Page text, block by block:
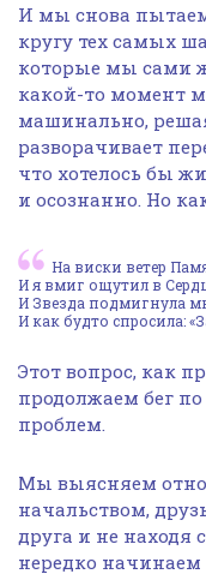
И мы снова
кругу тех самых
которые мы сами
какой-то момент
машинально,
разворачивает
что хотелось бы
и осознанно. Но
На виски ветер
И я вмиг ощутил в
И Звезда подмигнула
И как будто спросила:
Этот вопрос, как
продолжаем бег
проблем.
Мы выясняем
начальством,
друга и не находя
нередко начинаем